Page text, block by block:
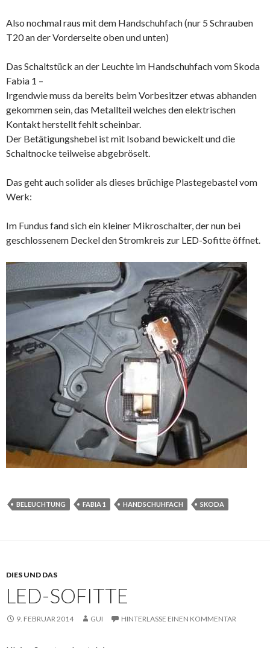
Also nochmal raus mit dem Handschuhfach (nur 5 Schrauben
T20 an der Vorderseite oben und unten)
Das Schaltstück an der Leuchte im Handschuhfach vom Skoda
Fabia 1 –
Irgendwie muss da bereits beim Vorbesitzer etwas abhanden
gekommen sein, das Metallteil welches den elektrischen
Kontakt herstellt fehlt scheinbar.
Der Betätigungshebel ist mit Isoband bewickelt und die
Schaltnocke teilweise abgebröselt.
Das geht auch solider als dieses brüchige Plastegebastel vom
Werk:
Im Fundus fand sich ein kleiner Mikroschalter, der nun bei
geschlossenem Deckel den Stromkreis zur LED-Sofitte öffnet.
BELEUCHTUNG FABIA 1 HANDSCHUHFACH SKODA
DIES UND DAS
LED-SOFITTE
9. FEBRUAR 2014 GUI HINTERLASSE EINEN KOMMENTAR